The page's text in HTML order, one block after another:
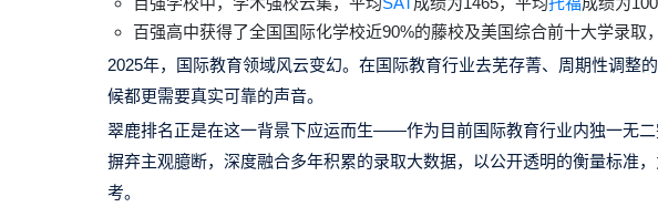
百强高中获得了全国国际化学校近90%的藤校及美国综合前十大学录取
2025年，国际教育领域风云变幻。在国际教育行业去芜存菁、周期性调整
候都更需要真实可靠的声音。
翠鹿排名正是在这一背景下应运而生——作为 目前国际教育行业内独一无
摒弃主观臆断，深度融合多年积累的录取大数据，以公开透明的衡量标准，
考。